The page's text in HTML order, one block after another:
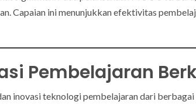
Capaian ini menunjukkan efektivitas
Pembelajaran
inovasi teknologi pembelajaran dari berbagai